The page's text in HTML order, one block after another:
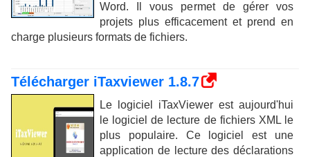
Word. Il vous permet de gérer vos
projets plus efficacement et prend en
charge plusieurs formats de fichiers.
Télécharger iTaxviewer 1.8.7
Le logiciel iTaxViewer est aujourd'hui
le logiciel de lecture de fichiers XML le
plus populaire. Ce logiciel est une
application de lecture des déclarations